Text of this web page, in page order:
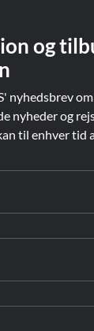
og
nyhedsbrev
nyheder og
til enhver tid